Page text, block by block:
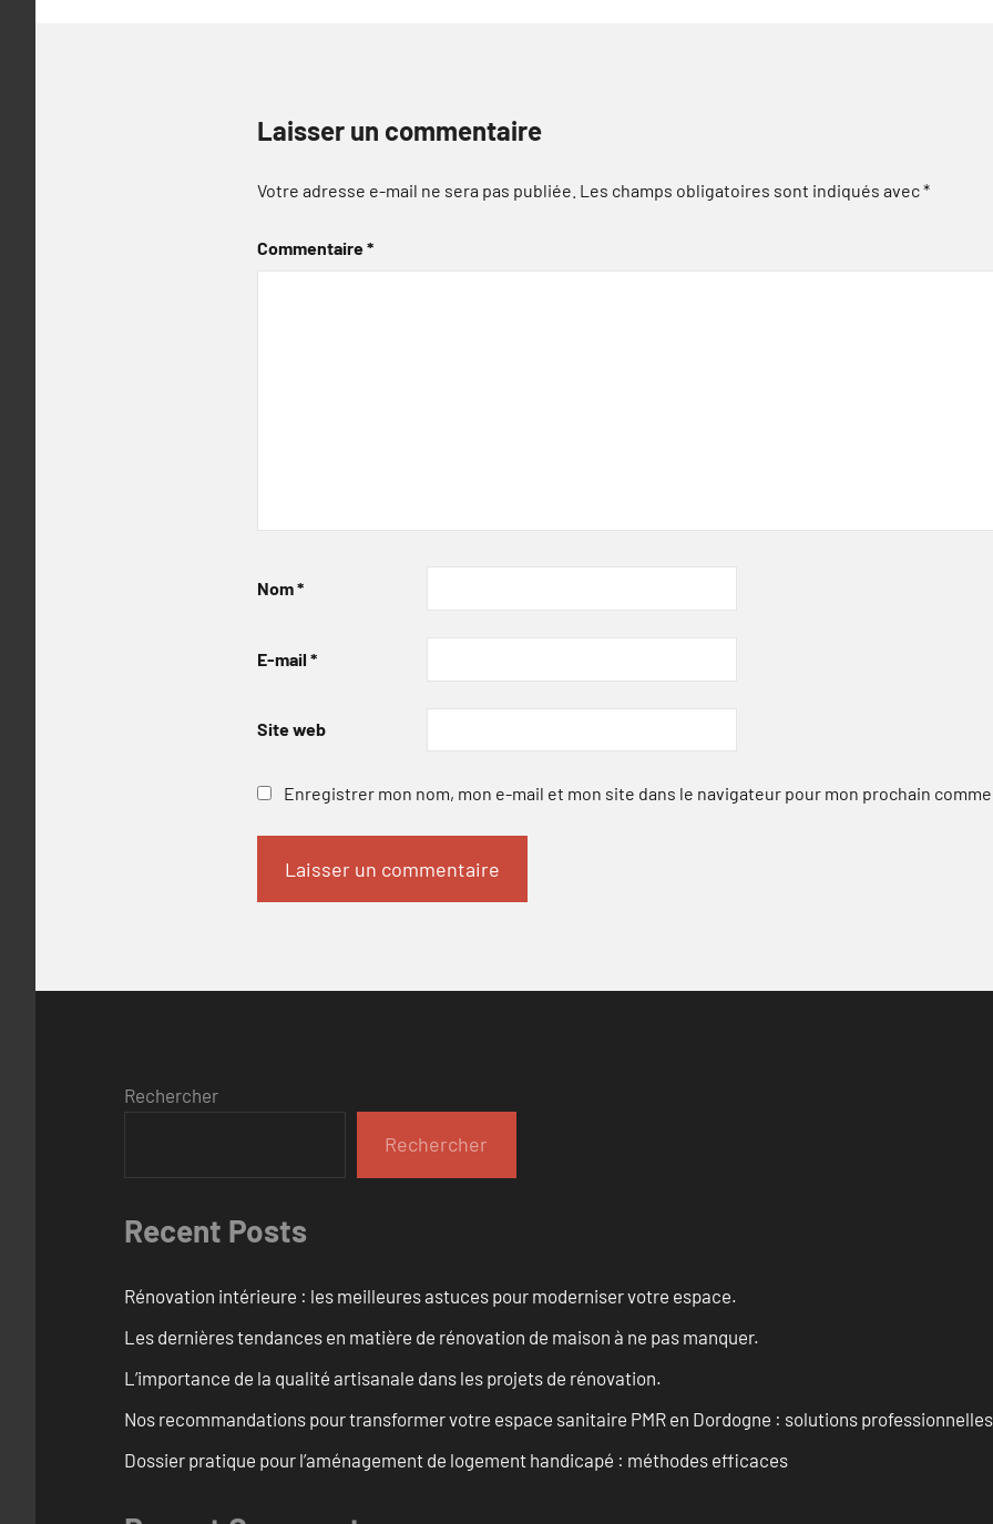
Laisser un commentaire
Votre adresse e-mail ne sera pas publiée. Les champs obligatoires sont indiqués avec*
Commentaire*
Nom*
E-mail *
Site web
Enregistrer mon nom, mon e-mail et mon site dans le navigateur pour mon prochain
Rechercher
Rechercher
Recent Posts
Rénovation intérieure : les meilleures astuces pour moderniser votre espace.
Les dernières tendances en matière de rénovation de maison à ne pas manquer.
L’importance de la qualité artisanale dans les projets de rénovation.
Nos recommandations pour transformer votre espace sanitaire PMR en Dordogne : solutions professionnelles
Dossier pratique pour l’aménagement de logement handicapé : méthodes efficaces